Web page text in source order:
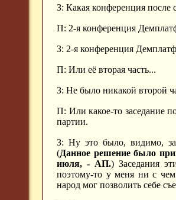
З: Какая конференция после
П: 2-я конференция
З: 2-я конференция
П: Или её вторая часть...
З: Не было никакой второй
П: Или какое-то заседание
партии.
З: Ну это было, видимо,
(Данное решение было
июля, - АП.) Заседания
поэтому-то у меня ни с
народ мог позволить себе